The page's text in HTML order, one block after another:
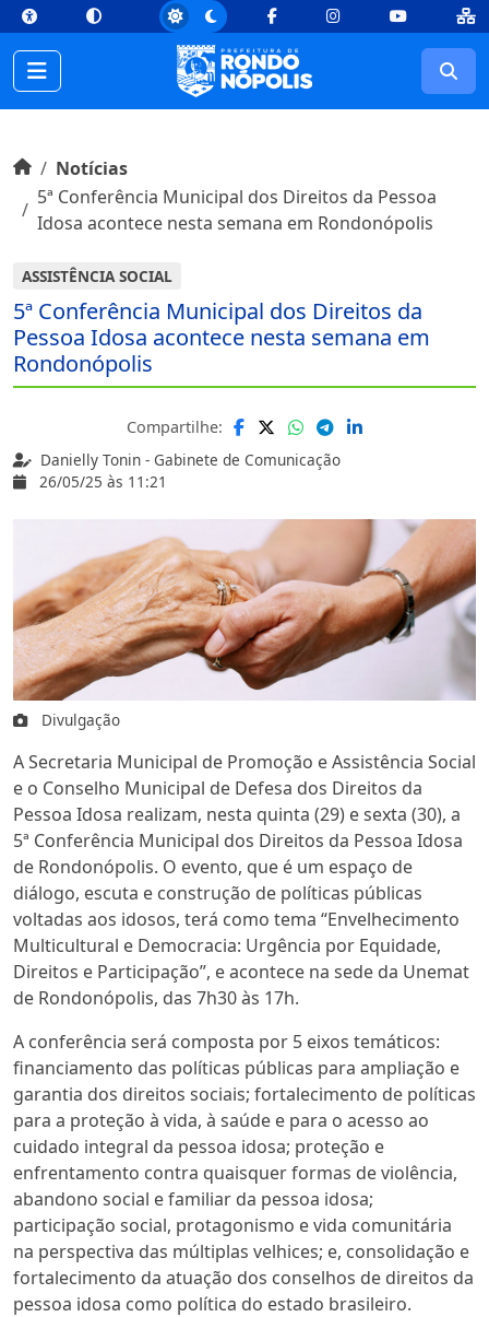
topConteúdo [1] Menu Principal [2] Busca [3] Rodapé [4]
FacebookInstagramYoutube
Início do conteúdo
InícioNotícias
5ª Conferência Municipal dos Direitos da Pessoa
Idosa acontece nesta semana em Rondonópolis
ASSISTÊNCIA SOCIAL
5ª Conferência Municipal dos Direitos da
Pessoa Idosa acontece nesta semana em
Rondonópolis
Danielly Tonin - Gabinete de Comunicação
26/05/25 às 11:21
Compartilhe:
Divulgação
A Secretaria Municipal de Promoção e Assistência Social
e o Conselho Municipal de Defesa dos Direitos da
Pessoa Idosa realizam, nesta quinta (29) e sexta (30), a
5ª Conferência Municipal dos Direitos da Pessoa Idosa
de Rondonópolis. O evento, que é um espaço de
diálogo, escuta e construção de políticas públicas
voltadas aos idosos, terá como tema “Envelhecimento
Multicultural e Democracia: Urgência por Equidade,
Direitos e Participação”, e acontece na sede da Unemat
de Rondonópolis, das 7h30 às 17h.
A conferência será composta por 5 eixos temáticos:
financiamento das políticas públicas para ampliação e
garantia dos direitos sociais; fortalecimento de políticas
para a proteção à vida, à saúde e para o acesso ao
cuidado integral da pessoa idosa; proteção e
enfrentamento contra quaisquer formas de violência,
abandono social e familiar da pessoa idosa;
participação social, protagonismo e vida comunitária
na perspectiva das múltiplas velhices; e, consolidação e
fortalecimento da atuação dos conselhos de direitos da
pessoa idosa como política do estado brasileiro.